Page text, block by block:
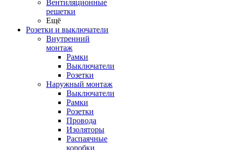
Вентиляционные
решетки
Ещё
Розетки и выключатели
Внутренний
монтаж
Рамки
Выключатели
Розетки
Наружный монтаж
Выключатели
Рамки
Розетки
Провода
Изоляторы
Распаячные
коробки